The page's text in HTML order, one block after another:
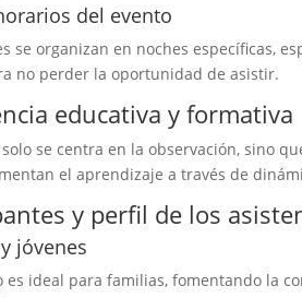
del evento
se organizan en noches específicas,
no perder la oportunidad de asistir.
educativa y formativa
se centra en la observación, sino
el aprendizaje a través de
y perfil de los
jóvenes
es ideal para familias, fomentando la